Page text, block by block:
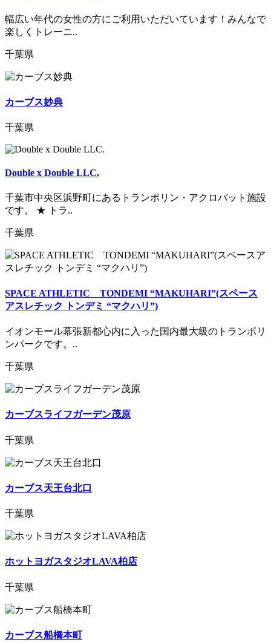
幅広い年代の女性の方にご利用いただいています！みんなで
楽しくトレーニ..
千葉県
カーブス妙典
千葉県
Double x Double LLC.
千葉市中央区浜野町にあるトランポリン・アクロバット施設
です。 ★ トラ..
千葉県
SPACE ATHLETIC TONDEMI “MAKUHARI”(スペース
アスレチック トンデミ “マクハリ”)
イオンモール幕張新都心内に入った国内最大級のトランポリ
ンパークです。..
千葉県
カーブスライフガーデン茂原
千葉県
カーブス天王台北口
千葉県
ホットヨガスタジオLAVA柏店
千葉県
カーブス船橋本町